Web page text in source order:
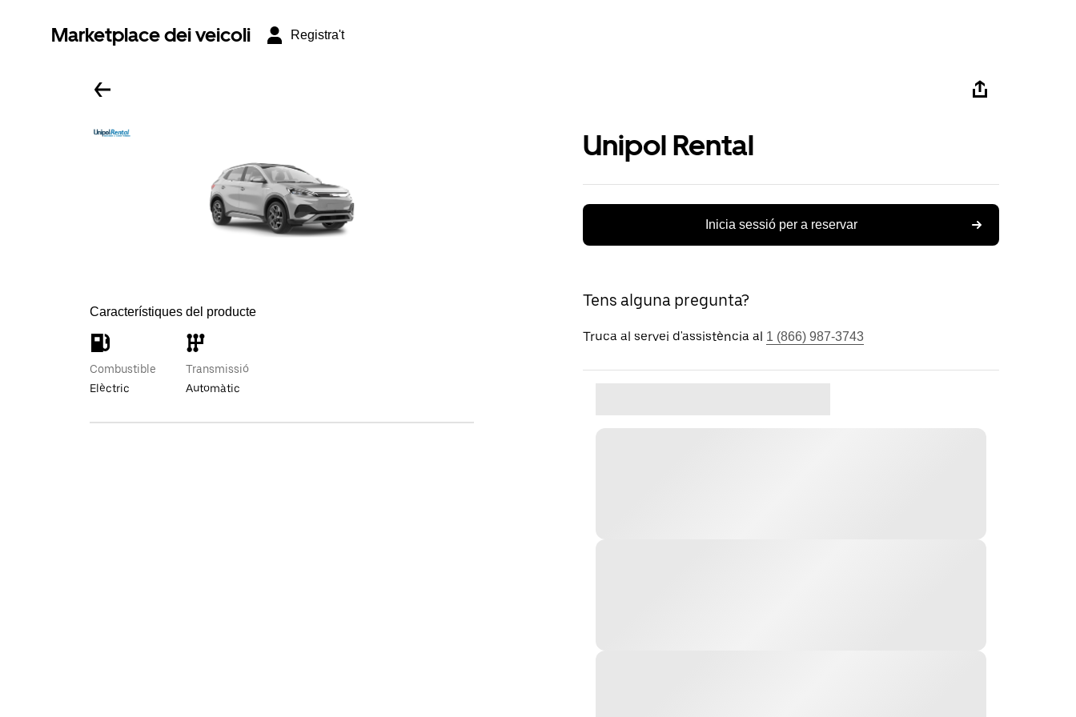
Marketplace dei veicoli Registra't
Característiques del producte
Combustible
Elèctric
Transmissió
Automàtic
Unipol Rental
Inicia sessió per a reservar
Tens alguna pregunta?
Truca al servei d'assistència al 1 (866) 987-3743